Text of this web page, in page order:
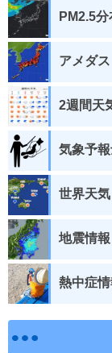
PM2.5分
アメダス
2週間天
気象予
世界天気
地震情報
熱中症情